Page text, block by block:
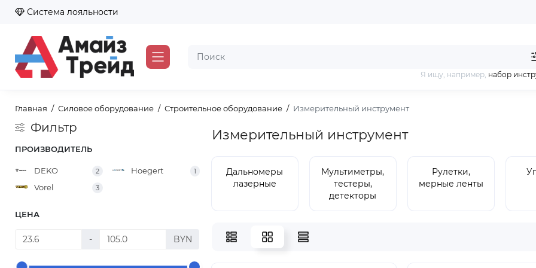
Система лояльности
Я ищу, например, набор
Главная Силовое оборудование Строительное оборудование Измерительный инструмент
Фильтр
ПРОИЗВОДИТЕЛЬ
DEKO 2 Hoegert 1
Vorel 3
ЦЕНА
- BYN
Измерительный инструмент
Дальномеры
лазерные
Мультиметры,
тестеры,
детекторы
Рулетки,
мерные ленты